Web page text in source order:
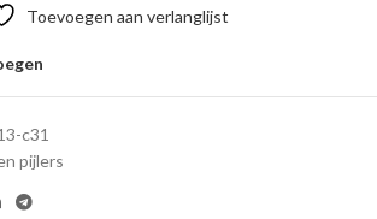
Toevoegen aan verlanglijst
c31
pijlers